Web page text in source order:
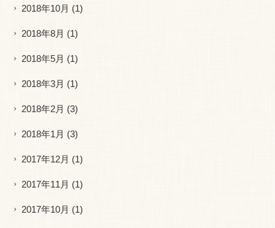
2018年10月 (1)
2018年8月 (1)
2018年5月 (1)
2018年3月 (1)
2018年2月 (3)
2018年1月 (3)
2017年12月 (1)
2017年11月 (1)
2017年10月 (1)